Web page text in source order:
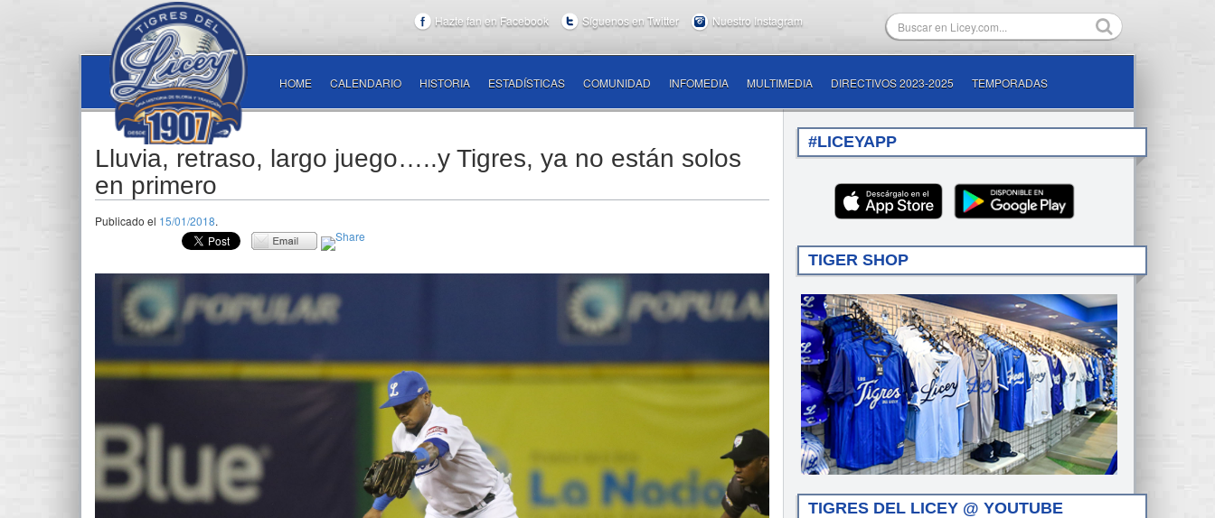
Hazte fan en Facebook Síguenos en Twitter Nuestro Instagram
HOME CALENDARIO HISTORIA ESTADÍSTICAS COMUNIDAD INFOMEDIA MULTIMEDIA DIRECTIVOS 2023-2025 TEMPORADAS
Lluvia, retraso, largo juego…..y Tigres, ya no están solos
en primero
Publicado el 15/01/2018.
#LICEYAPP
TIGER SHOP
TIGRES DEL LICEY @ YOUTUBE